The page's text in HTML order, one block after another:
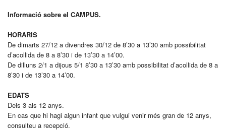
Informació sobre el CAMPUS.
HORARIS
De dimarts 27/12 a divendres 30/12 de 8’30 a 13’30 amb possibilitat
d’acollida de 8 a 8’30 i de 13’30 a 14’00.
De dilluns 2/1 a dijous 5/1 8’30 a 13’30 amb possibilitat d’acollida de 8 a
8’30 i de 13’30 a 14’00.
EDATS
Dels 3 als 12 anys.
En cas que hi hagi algun infant que vulgui venir més gran de 12 anys,
consulteu a recepció.